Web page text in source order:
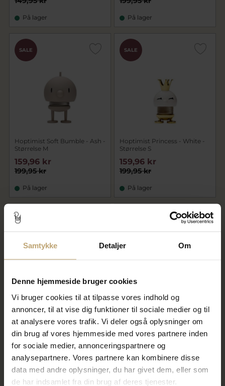
Samtykke Detaljer Om
Denne hjemmeside bruger cookies
Vi bruger cookies til at tilpasse vores indhold og
annoncer, til at vise dig funktioner til sociale medier og til
at analysere vores trafik. Vi deler også oplysninger om
din brug af vores hjemmeside med vores partnere inden
for sociale medier, annonceringspartnere og
analysepartnere. Vores partnere kan kombinere disse
data med andre oplysninger, du har givet dem, eller som
de har indsamlet fra din brug af deres tjenester.
På lager På lager
SALE
Hoptimist Soft Bumble - Ash -
Størrelse M
199,95 kr
159,96 kr
På lager
SALE
Hoptimist Princess - White -
Størrelse S
199,95 kr
159,96 kr
På lager
SALE
Hoptimist Bumble - Oak -
Størrelse M
399,95 kr
319,96 kr
På lager
Hoptimist Brudepar - White -
Størrelse S - Bride & Groom
349,95 kr
279,96 kr
På lager